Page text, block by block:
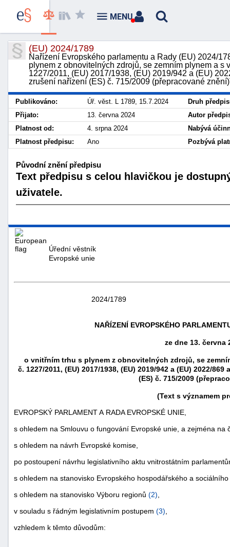
(EU) 2024/1789
Nařízení Evropského parlamentu a Rady (EU) 2024/
plynem z obnovitelných zdrojů, se zemním plynem a s
1227/2011, (EU) 2017/1938, (EU) 2019/942 a (EU)
zrušení nařízení (ES) č. 715/2009 (přepracované
Publikováno: Úř. věst. L 1789, 15.7.2024
Druh
Přijato:
13. června 2024
Autor
Platnost od:
4. srpna 2024
Nabývá
Platnost předpisu:
Ano Pozbývá
Původní znění předpisu
Text předpisu s celou hlavičkou je
uživatele.
Úřední věstník
Evropské unie
2024/1789
NAŘÍZENÍ EVROPSKÉHO
ze dne 13. června
o vnitřním trhu s plynem z obnovitelných zdrojů, se
č. 1227/2011, (EU) 2017/1938, (EU) 2019/942 a (EU) 2022/
(ES) č. 715/2009
(Text s významem
EVROPSKÝ PARLAMENT A RADA EVROPSKÉ UNIE,
s ohledem na Smlouvu o fungování Evropské unie, a zejména na
s ohledem na návrh Evropské komise,
po postoupení návrhu legislativního aktu vnitrostátním
s ohledem na stanovisko Evropského hospodářského a
s ohledem na stanovisko Výboru regionů (2)
v souladu s řádným legislativním postupem (3)
vzhledem k těmto důvodům:
MENU
náhrady